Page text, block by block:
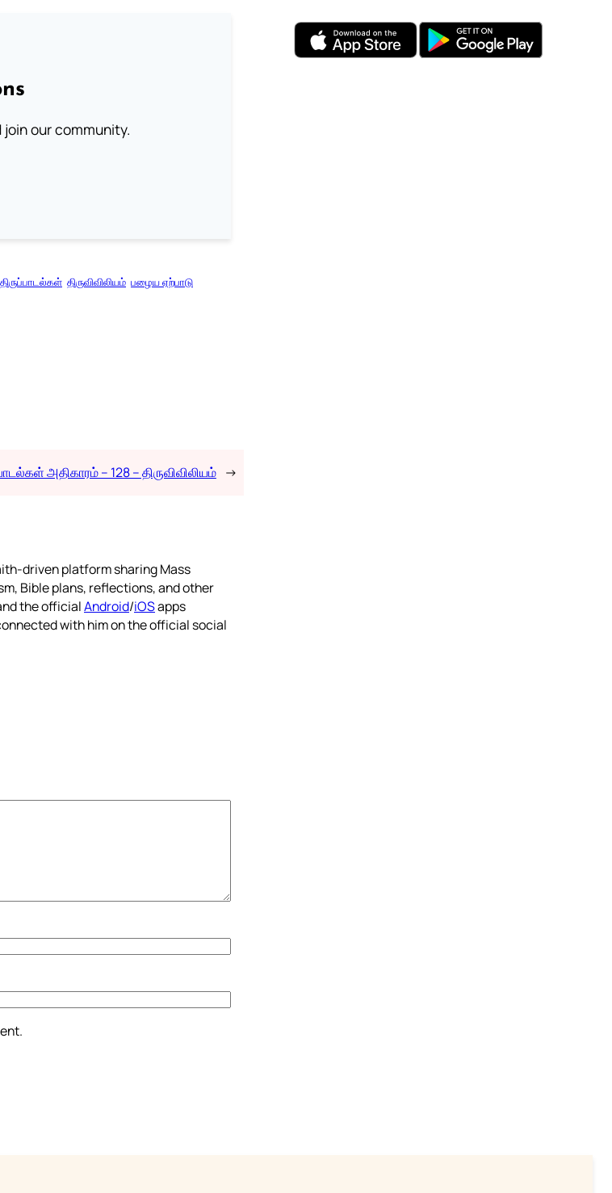
our community.
திருப்பாடல்கள் திருவிவிலியம் பழைய ஏற்பாடு
அதிகாரம் – 128 – திருவிவிலியம் →
driven platform sharing Mass
Bible plans, reflections, and other
the officialAndroid/iOSapps
with him on the official social